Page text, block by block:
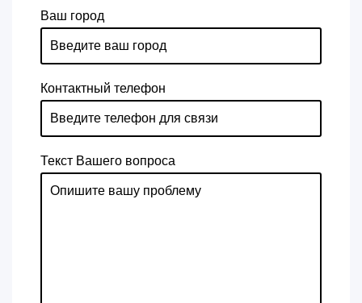
Ваш город
Контактный телефон
Текст Вашего вопроса